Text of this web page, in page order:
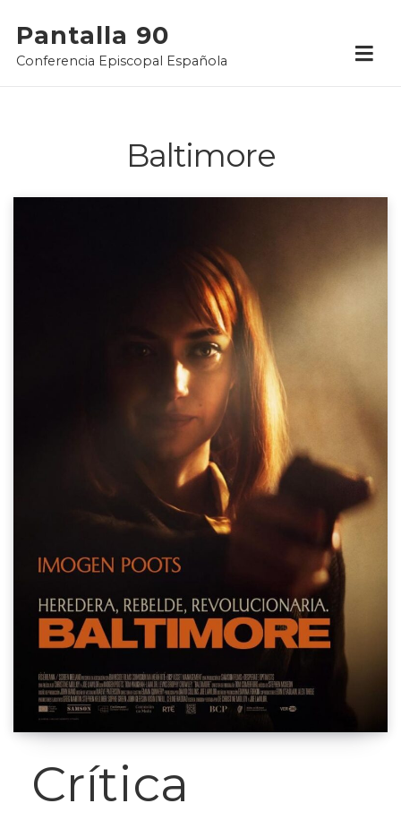
content
Pantalla 90
Conferencia Episcopal Española
Baltimore
Crítica